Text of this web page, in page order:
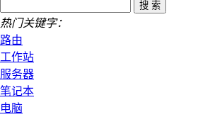
热门关键字：
路由
工作站
服务器
笔记本
电脑